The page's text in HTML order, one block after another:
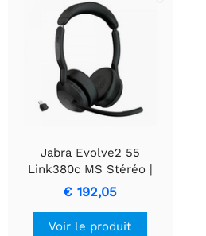
Jabra Evolve2 55
Link380c MS Stéréo |
Casque Bluetooth (ANC) |
Dongle USB-C | Support
de charge | Noir
€ 192,05
Voir le produit